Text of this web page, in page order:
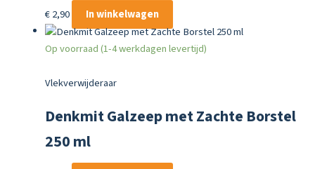
€2,90 In winkelwagen
Op voorraad (1-4 werkdagen levertijd)
Vlekverwijderaar
Denkmit Galzeep met Zachte Borstel
250 ml